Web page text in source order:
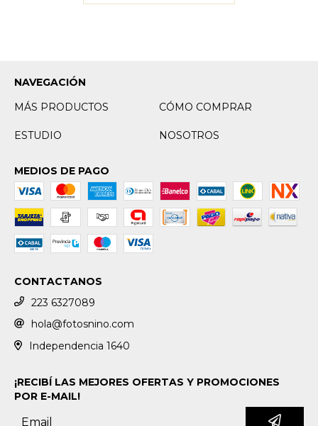
NAVEGACIÓN
MÁS PRODUCTOS
CÓMO COMPRAR
ESTUDIO NOSOTROS
MEDIOS DE PAGO
CONTACTANOS
223 6327089
hola@fotosnino.com
Independencia 1640
¡RECIBÍ LAS MEJORES OFERTAS Y PROMOCIONES
POR E-MAIL!